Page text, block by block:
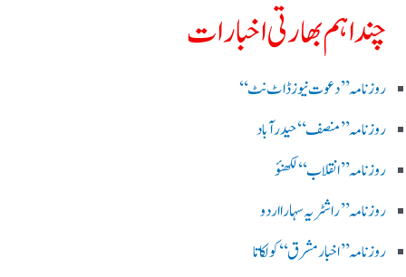
چند اہم بھارتی اخبارات
روز نامہ ’’ دعوت نیوز ڈاٹ نٹ‘‘
روزنامہ ’’ منصف‘‘ حیدر آباد
روزنامہ ’’ انقلاب‘‘ لکھنؤ
روز نامہ ’’راشٹریہ سہارا اردو
روزنامہ ’’اخبارمشرق‘‘ کولکاتا